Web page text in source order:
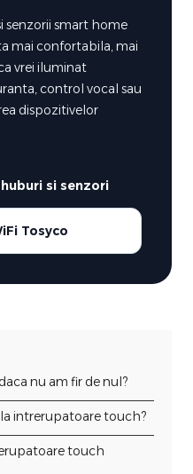
senzorii smart home
mai confortabila, mai
vrei iluminat
control vocal sau
dispozitivelor
si senzori
Tosyco
nu am fir de nul?
intrerupatoare touch?
touch